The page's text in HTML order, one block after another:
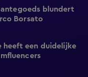
blundert
Borsato
heeft een duidelijke